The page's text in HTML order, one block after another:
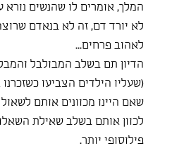
המלך, אומרים לו שהנשים
לא יורד דם, זה לא בנאדם
לאהוב פרחים...
הדיון תם בשלב המבולבל
(שעליו הילדים הצביעו
שאם היינו מכוונים אותם
לכוון אותם בשלב שאילת
פילוסופי יותר.